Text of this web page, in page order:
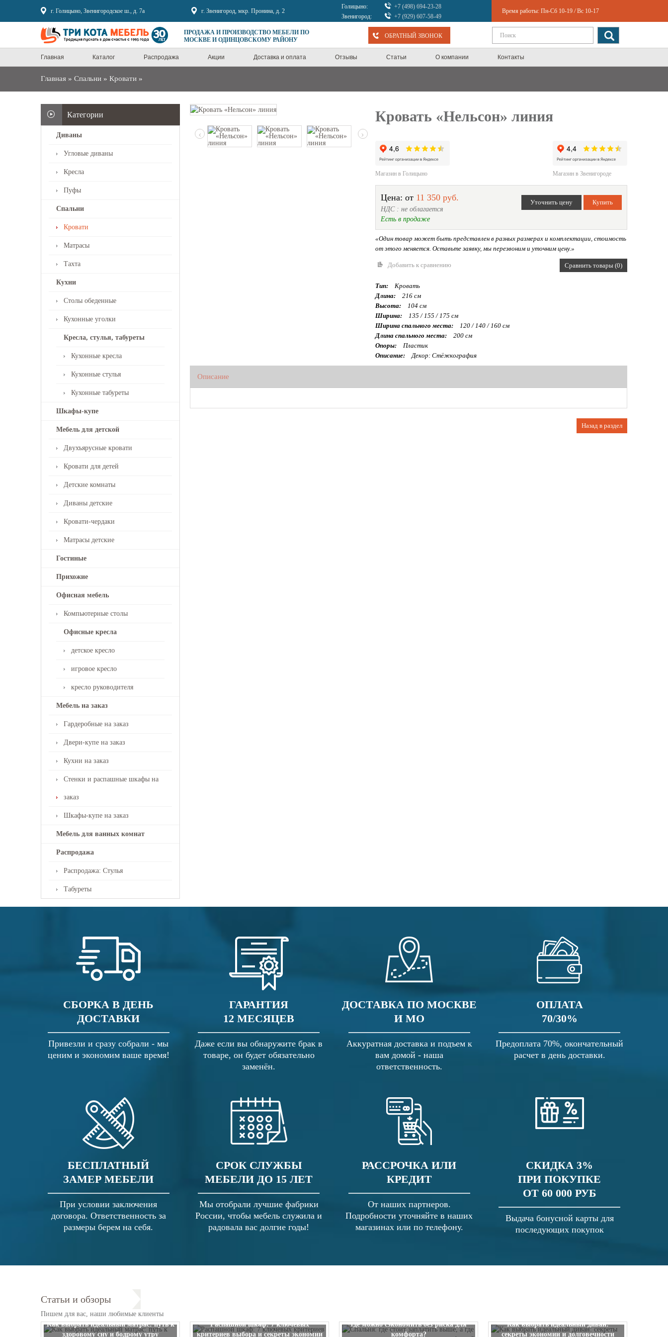
г. Голицыно, Звенигородское ш., д. 7а г. Звенигород, мкр. Пронина, д. 2
Голицыно:
+7 (498) 694-23-28
Звенигород:
+7 (929) 607-58-49
Время работы: Пн-Сб 10-19 / Вс 10-17
ПРОДАЖА И ПРОИЗВОДСТВО МЕБЕЛИ ПО
МОСКВЕ И ОДИНЦОВСКОМУ РАЙОНУ
ОБРАТНЫЙ ЗВОНОК
Главная Каталог Распродажа Акции Доставка и оплата Отзывы Статьи О компании Контакты
Главная » Спальни » Кровати »
Категории
Диваны
Угловые диваны
Кресла
Пуфы
Спальни
Кровати
Матрасы
Тахта
Кухни
Столы обеденные
Кухонные уголки
Кресла, стулья, табуреты
Кухонные кресла
Кухонные стулья
Кухонные табуреты
Шкафы-купе
Мебель для детской
Двухъярусные кровати
Кровати для детей
Детские комнаты
Диваны детские
Кровати-чердаки
Матрасы детские
Гостиные
Прихожие
Офисная мебель
Компьютерные столы
Офисные кресла
детское кресло
игровое кресло
кресло руководителя
Мебель на заказ
Гардеробные на заказ
Двери-купе на заказ
Кухни на заказ
Стенки и распашные шкафы на
заказ
Шкафы-купе на заказ
Мебель для ванных комнат
Распродажа
Распродажа: Стулья
Табуреты
‹ ›
Кровать «Нельсон» линия
Магазин в Голицыно Магазин в Звенигороде
Цена: от 11 350 руб.
НДС : не облагается
Есть в продаже
«Один товар может быть представлен в разных размерах и комплектации, стоимость
от этого меняется. Оставьте заявку, мы перезвоним и уточним цену.»
Добавить к сравнению Сравнить товары (0)
Тип:
Кровать
Длина:
216 см
Высота:
104 см
Ширина:
135 / 155 / 175 см
Ширина спального места:
120 / 140 / 160 см
Длина спального места:
200 см
Опоры:
Пластик
Описание:
Декор: Стёжкография
Описание
Назад в раздел
СБОРКА В ДЕНЬ
ДОСТАВКИ
Привезли и сразу собрали - мы
ценим и экономим ваше время!
ГАРАНТИЯ
12 МЕСЯЦЕВ
Даже если вы обнаружите брак в
товаре, он будет обязательно
заменён.
ДОСТАВКА ПО МОСКВЕ
И МО
Аккуратная доставка и подъем к
вам домой - наша
ответственность.
ОПЛАТА
70/30%
Предоплата 70%, окончательный
расчет в день доставки.
БЕСПЛАТНЫЙ
ЗАМЕР МЕБЕЛИ
При условии заключения
договора. Ответственность за
размеры берем на себя.
СРОК СЛУЖБЫ
МЕБЕЛИ ДО 15 ЛЕТ
Мы отобрали лучшие фабрики
России, чтобы мебель служила и
радовала вас долгие годы!
РАССРОЧКА ИЛИ
КРЕДИТ
От наших партнеров.
Подробности уточняйте в наших
магазинах или по телефону.
СКИДКА 3%
ПРИ ПОКУПКЕ
ОТ 60 000 РУБ
Выдача бонусной карты для
последующих покупок
Статьи и обзоры
Пишем для вас, наши любимые клиенты
Как выбрать идеальный матрас: путь к
здоровому сну и бодрому утру
Распашной шкаф: 7 ключевых
критериев выбора и секреты экономии
где можно сэкономить без риска для
комфорта?
Как выбрать идеальный диван:
секреты экономии и долговечности